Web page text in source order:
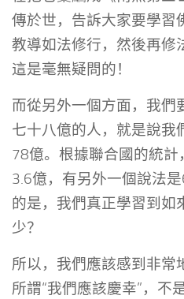
傳於世，告訴大家要學習
教導如法修行，然後再修
這是毫無疑問的！
而從另外一個方面，我們
七十八億的人，就是說我
78億。根據聯合國的統
3.6億，有另外一個說法
的是，我們真正學習到如
少？
所以，我們應該感到非常
所謂“我們應該慶幸”，不